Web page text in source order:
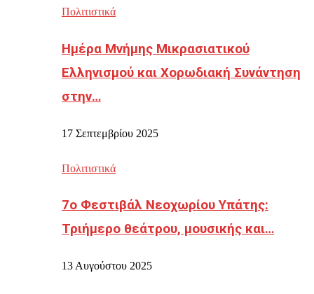
Πολιτιστικά
Ημέρα Μνήμης Μικρασιατικού
Ελληνισμού και Χορωδιακή Συνάντηση
στην…
17 Σεπτεμβρίου 2025
Πολιτιστικά
7ο Φεστιβάλ Νεοχωρίου Υπάτης:
Τριήμερο θεάτρου, μουσικής και…
13 Αυγούστου 2025